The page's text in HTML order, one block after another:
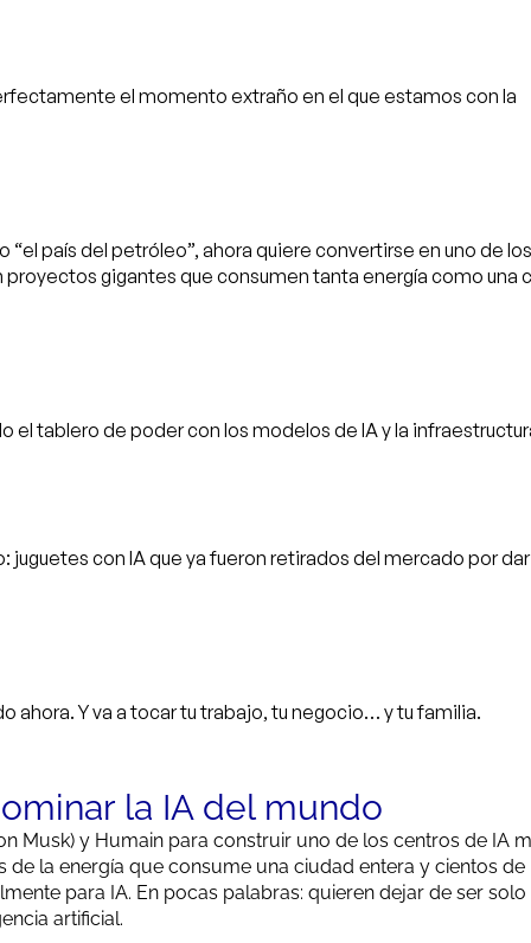
el momento extraño en el que estamos con la
“el país del petróleo”, ahora quiere convertirse en uno de los
proyectos gigantes que consumen tanta energía como una
el tablero de poder con los modelos de IA y la
juguetes con IA que ya fueron retirados del mercado por dar
ahora. Y va a tocar tu trabajo, tu negocio… y tu familia.
la IA del mundo
Musk) y Humain para construir uno de los centros de IA
la energía que consume una ciudad entera y cientos de
para IA. En pocas palabras: quieren dejar de ser
artificial.